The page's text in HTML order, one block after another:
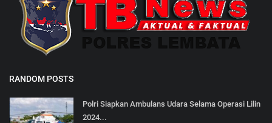
RANDOM POSTS
Polri Siapkan Ambulans Udara Selama Operasi Lilin
2024...